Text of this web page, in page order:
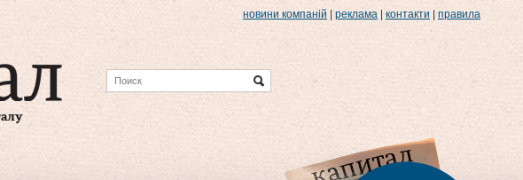
новини компаній реклама контакти правила